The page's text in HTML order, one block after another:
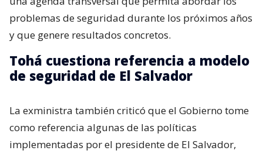
problemas de seguridad durante los próximos años
y que genere resultados concretos.
Tohá cuestiona referencia a modelo
de seguridad de El Salvador
La exministra también criticó que el Gobierno tome
como referencia algunas de las políticas
implementadas por el presidente de El Salvador,